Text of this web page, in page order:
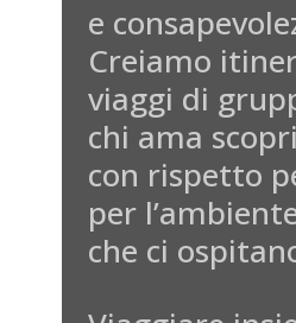
e
Creiamo
viaggi di
chi ama
con rispetto
per
che ci